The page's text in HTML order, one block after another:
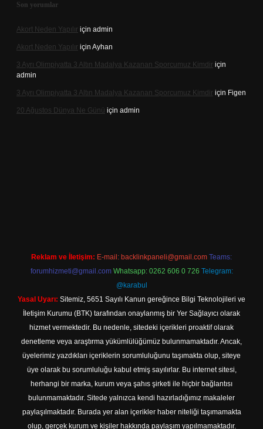
Son yorumlar
Akort Neden Yapılır için admin
Akort Neden Yapılır için Ayhan
3 Ayrı Olimpiyatta 3 Altın Madalya Kazanan Sporcumuz Kimdir için
admin
3 Ayrı Olimpiyatta 3 Altın Madalya Kazanan Sporcumuz Kimdir için Figen
20 Ağustos Dünya Ne Günü için admin
Reklam ve İletişim: E-mail: backlinkpaneli@gmail.com Teams:
forumhizmeti@gmail.com Whatsapp: 0262 606 0 726 Telegram:
@karabul
Yasal Uyarı: Sitemiz, 5651 Sayılı Kanun gereğince Bilgi Teknolojileri ve
İletişim Kurumu (BTK) tarafından onaylanmış bir Yer Sağlayıcı olarak
hizmet vermektedir. Bu nedenle, sitedeki içerikleri proaktif olarak
denetleme veya araştırma yükümlülüğümüz bulunmamaktadır. Ancak,
üyelerimiz yazdıkları içeriklerin sorumluluğunu taşımakta olup, siteye
üye olarak bu sorumluluğu kabul etmiş sayılırlar. Bu internet sitesi,
herhangi bir marka, kurum veya şahıs şirketi ile hiçbir bağlantısı
bulunmamaktadır. Sitede yalnızca kendi hazırladığımız makaleler
paylaşılmaktadır. Burada yer alan içerikler haber niteliği taşımamakta
olup, gerçek kurum ve kişiler hakkında paylaşım yapılmamaktadır.